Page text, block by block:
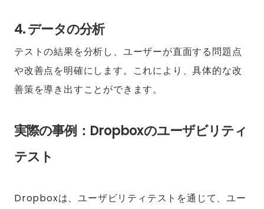
4. データの分析
テストの結果を分析し、ユーザーが直面する問題点
や改善点を明確にします。これにより、具体的な改
善策を導き出すことができます。
実際の事例：Dropboxのユーザビリティ
テスト
Dropboxは、ユーザビリティテストを通じて、ユー